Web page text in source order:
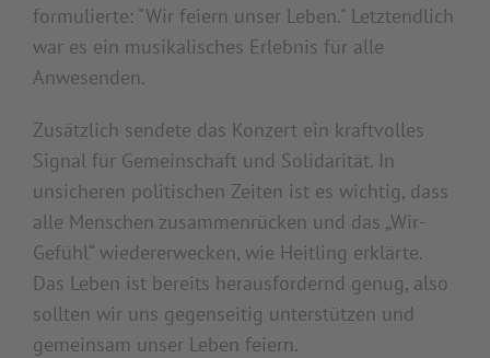
formulierte: "Wir feiern unser Leben." Letztendlich
war es ein musikalisches Erlebnis für alle
Anwesenden.
Zusätzlich sendete das Konzert ein kraftvolles
Signal für Gemeinschaft und Solidarität. In
unsicheren politischen Zeiten ist es wichtig, dass
alle Menschen zusammenrücken und das „Wir-
Gefühl“ wiedererwecken, wie Heitling erklärte.
Das Leben ist bereits herausfordernd genug, also
sollten wir uns gegenseitig unterstützen und
gemeinsam unser Leben feiern.